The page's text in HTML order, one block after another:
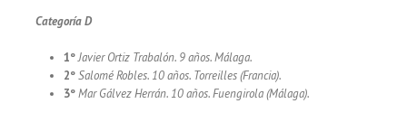
Categoría D
1ºJavier Ortiz Trabalón. 9 años. Málaga.
2ºSalomé Robles. 10 años. Torreilles (Francia).
3ºMar Gálvez Herrán. 10 años. Fuengirola (Málaga).